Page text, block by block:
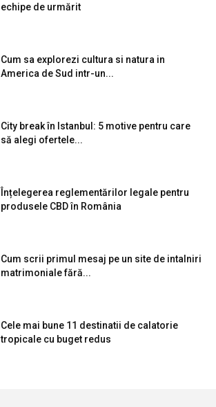
echipe de urmărit
Cum sa explorezi cultura si natura in
America de Sud intr-un...
City break în Istanbul: 5 motive pentru care
să alegi ofertele...
Înțelegerea reglementărilor legale pentru
produsele CBD în România
Cum scrii primul mesaj pe un site de intalniri
matrimoniale fără...
Cele mai bune 11 destinatii de calatorie
tropicale cu buget redus